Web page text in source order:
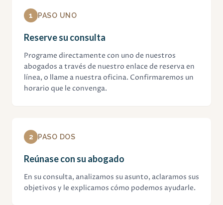
1 PASO UNO
Reserve su consulta
Programe directamente con uno de nuestros
abogados a través de nuestro enlace de reserva en
línea, o llame a nuestra oficina. Confirmaremos un
horario que le convenga.
2 PASO DOS
Reúnase con su abogado
En su consulta, analizamos su asunto, aclaramos sus
objetivos y le explicamos cómo podemos ayudarle.